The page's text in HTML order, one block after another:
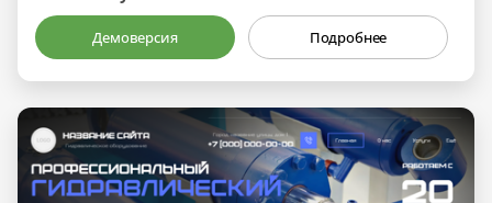
Демоверсия Подробнее